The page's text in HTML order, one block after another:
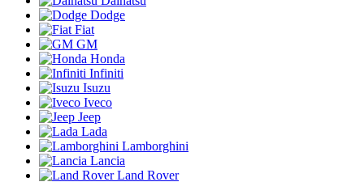
Dodge
Fiat
GM
Honda
Infiniti
Isuzu
Iveco
Jeep
Lada
Lamborghini
Lancia
Land Rover